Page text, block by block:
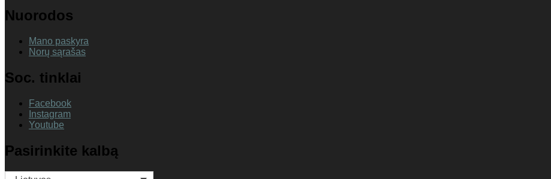
Nuorodos
Mano paskyra
Norų sąrašas
Soc. tinklai
Facebook
Instagram
Youtube
Pasirinkite kalbą